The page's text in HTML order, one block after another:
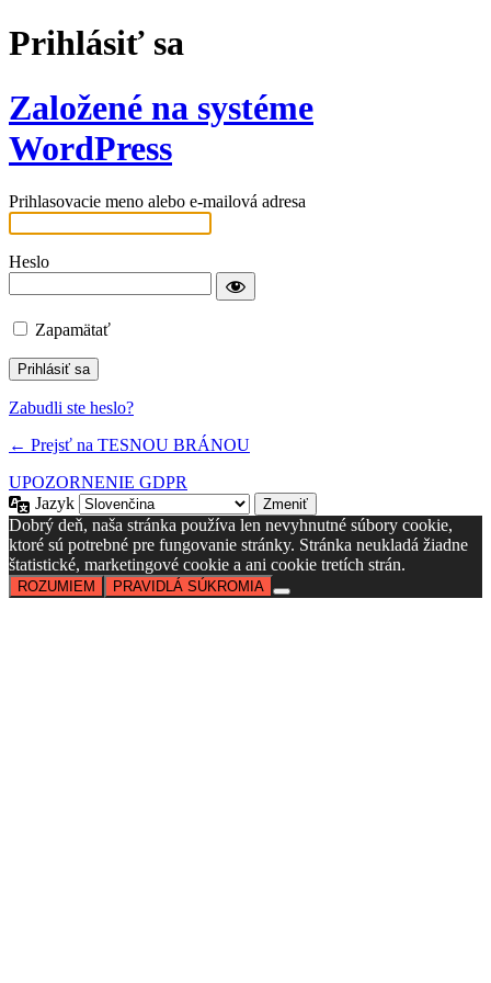
Prihlásiť sa
Založené na systéme
WordPress
Prihlasovacie meno alebo e-mailová adresa
Heslo
Zapamätať
Zabudli ste heslo?
← Prejsť na TESNOU BRÁNOU
UPOZORNENIE GDPR
Jazyk
Dobrý deň, naša stránka používa len nevyhnutné súbory cookie,
ktoré sú potrebné pre fungovanie stránky. Stránka neukladá žiadne
štatistické, marketingové cookie a ani cookie tretích strán.
ROZUMIEM PRAVIDLÁ SÚKROMIA